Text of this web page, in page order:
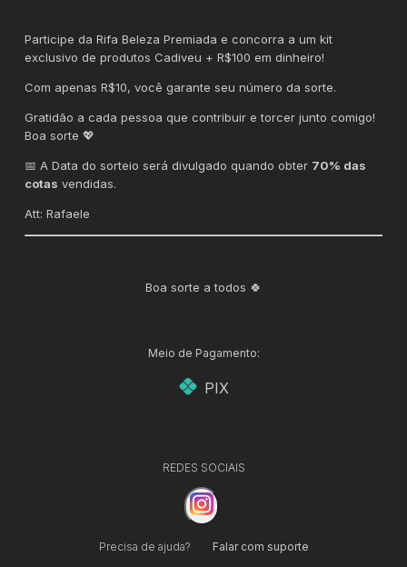
Participe da Rifa Beleza Premiada e concorra a um kit
exclusivo de produtos Cadiveu + R$100 em dinheiro!
Com apenas R$10, você garante seu número da sorte.
Gratidão a cada pessoa que contribuir e torcer junto comigo!
Boa sorte 💖
📅 A Data do sorteio será divulgado quando obter 70% das
cotas vendidas.
Att: Rafaele
Boa sorte a todos 🍀
Meio de Pagamento:
PIX
REDES SOCIAIS
Precisa de ajuda? Falar com suporte